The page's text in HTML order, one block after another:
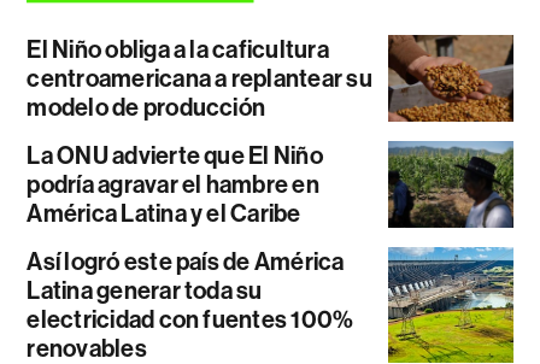
El Niño obliga a la caficultura
centroamericana a replantear su
modelo de producción
La ONU advierte que El Niño
podría agravar el hambre en
América Latina y el Caribe
Así logró este país de América
Latina generar toda su
electricidad con fuentes 100%
renovables